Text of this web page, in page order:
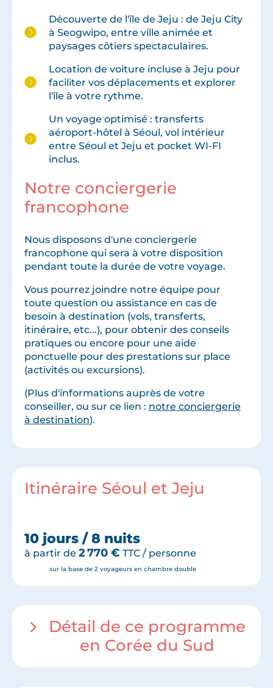
Découverte de l'île de Jeju : de Jeju City
à Seogwipo, entre ville animée et
paysages côtiers spectaculaires.
Location de voiture incluse à Jeju pour
faciliter vos déplacements et explorer
l'île à votre rythme.
Un voyage optimisé : transferts
aéroport-hôtel à Séoul, vol intérieur
entre Séoul et Jeju et pocket WI-FI
inclus.
Notre conciergerie
francophone
Nous disposons d'une conciergerie
francophone qui sera à votre disposition
pendant toute la durée de votre voyage.
Vous pourrez joindre notre équipe pour
toute question ou assistance en cas de
besoin à destination (vols, transferts,
itinéraire, etc...), pour obtenir des conseils
pratiques ou encore pour une aide
ponctuelle pour des prestations sur place
(activités ou excursions).
(Plus d'informations auprès de votre
conseiller, ou sur ce lien : notre conciergerie
à destination).
Itinéraire Séoul et Jeju
10 jours / 8 nuits
à partir de 2 770 € TTC / personne
sur la base de 2 voyageurs en chambre double
Détail de ce programme
en Corée du Sud